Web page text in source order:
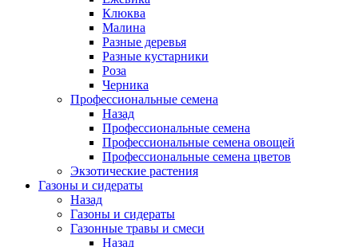
Клюква
Малина
Разные деревья
Разные кустарники
Роза
Черника
Профессиональные семена
Назад
Профессиональные семена
Профессиональные семена овощей
Профессиональные семена цветов
Экзотические растения
Газоны и сидераты
Назад
Газоны и сидераты
Газонные травы и смеси
Назад